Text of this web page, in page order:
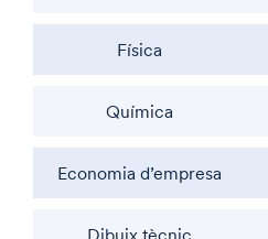
Física
Química
Economia d’empresa
Dibuix tècnic